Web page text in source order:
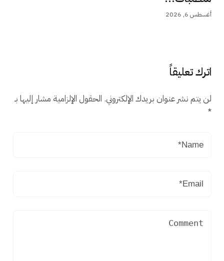
أغسطس 6, 2026
اترك تعليقاً
لن يتم نشر عنوان بريدك الإلكتروني. الحقول الإلزامية مشار إليها بـ
*